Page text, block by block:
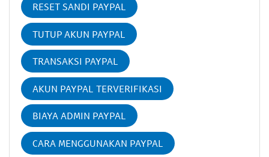
RESET SANDI PAYPAL
TUTUP AKUN PAYPAL
TRANSAKSI PAYPAL
AKUN PAYPAL TERVERIFIKASI
BIAYA ADMIN PAYPAL
CARA MENGGUNAKAN PAYPAL